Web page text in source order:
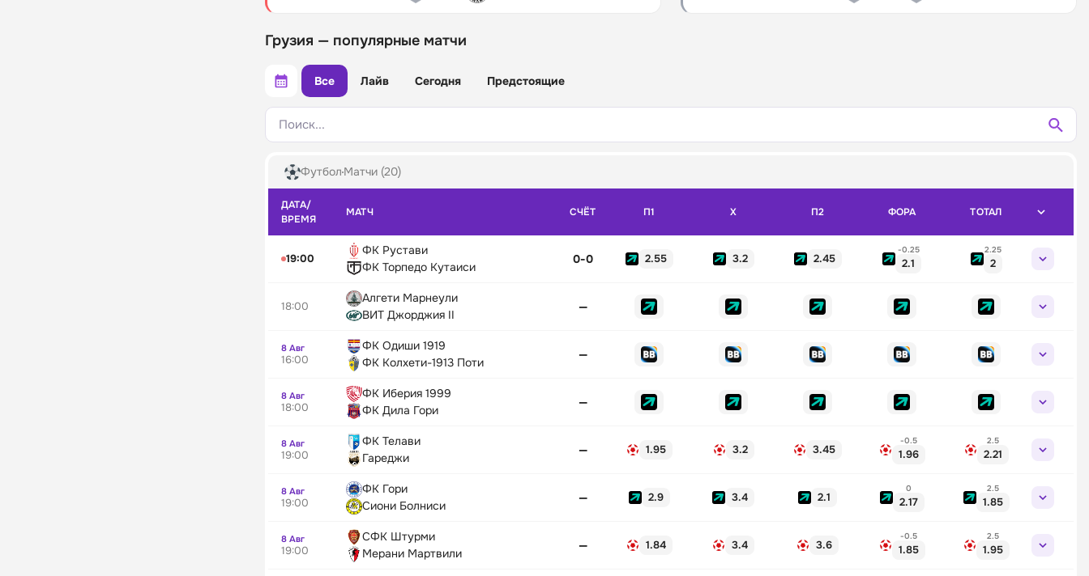
Грузия — популярные матчи
Все Лайв Сегодня Предстоящие
Поиск...
Футбол Матчи (20)
ДАТА/
ВРЕМЯ
МАТЧ СЧЁТ П1 X П2 ФОРА ТОТАЛ
19:00
ФК Рустави
ФК Торпедо Кутаиси
0-0 2.55 3.2 2.45
-0.25
2.1
2.25
2
18:00
Алгети Марнеули
ВИТ Джорджия II
—
8 Авг
16:00
ФК Одиши 1919
ФК Колхети-1913 Поти
—
8 Авг
18:00
ФК Иберия 1999
ФК Дила Гори
—
8 Авг
19:00
ФК Телави
Гареджи
— 1.95 3.2 3.45
-0.5
1.96
2.5
2.21
8 Авг
19:00
ФК Гори
Сиони Болниси
— 2.9 3.4 2.1
0
2.17
2.5
1.85
8 Авг
19:00
СФК Штурми
Мерани Мартвили
— 1.84 3.4 3.6
-0.5
1.85
2.5
1.95